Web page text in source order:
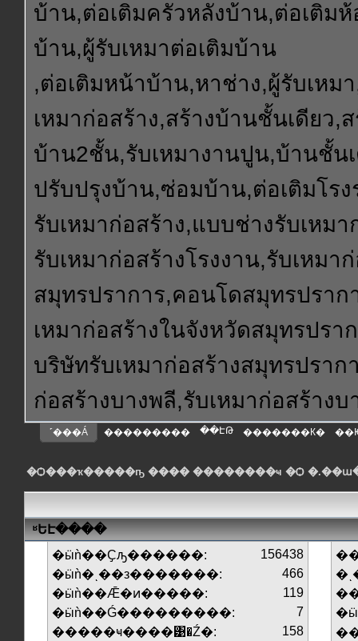
บ้าน,ต่อเติมครัวหลังบ้าน,ต่อเติม
บ้าน,ผู้รับเหมาต่อเติมบ้าน
,ต่อเติมหน้าบ้าน,หาช่าง,ผู้รับเหม
เหมาก่อสร้าง,สร้างบ้านชั้นเดียว,ส
บ้าน2ชั้น,รับเหมางานปูน,บ้านชั้น
ปรับปรุงบ้าน,ซ่อมบ้าน,ต่อเติมโร
รับเหมาก่อสร้าง,แบบช่างรับเหมา
รับเหมาก่อสร้างโรงงาน,รับเหมา
สมุทรปราการ,คอนโดสมุทรปราก
เหมาก่อสร้างในจังหวัดสมุทรปรา
บริษัทรับเหมาก่อสร้างสมุทรปราก
ก่อสร้างบางพลี,รับเหมาก่อสร้างบ
˹���Á ��������� ��ԷԹ �������К�
�Ѻ���ҡ�����ҧ ���� ��������ҹ �Ѻ
ʶԵԷ����
�ӹǹ��Ҫԡ������:
156438
�ӹǹ�ͺ��з�������:
466
�ӹǹ��Ǣ�ͷ�����:
119
�ӹǹ��Ǵ���������:
7
�����ҹ����͹�Ź�:
158